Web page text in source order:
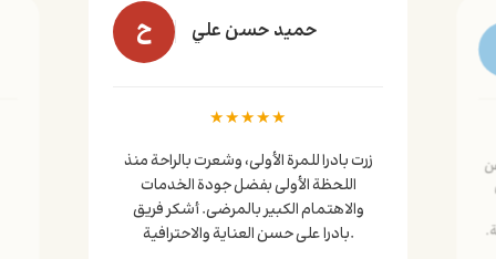
ح حميد حسن علي
★★★★★
زرت بادرا للمرة الأولى، وشعرت بالراحة منذ
اللحظة الأولى بفضل جودة الخدمات
والاهتمام الكبير بالمرضى. أشكر فريق
بادرا على حسن العناية والاحترافية.